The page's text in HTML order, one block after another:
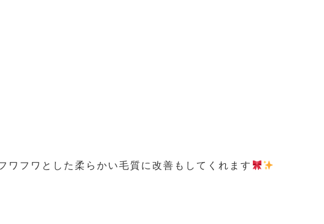
ワフワとした柔らかい毛質に改善もしてくれます